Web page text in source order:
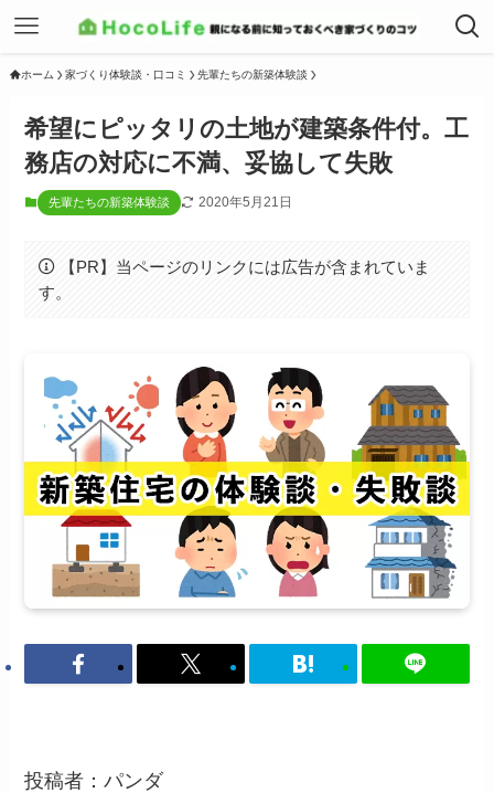
ホーム 家づくり体験談・口コミ 先輩たちの新築体験談
希望にピッタリの土地が建築条件付。工
務店の対応に不満、妥協して失敗
先輩たちの新築体験談 2020年5月21日
【PR】当ページのリンクには広告が含まれていま
す。
投稿者：パンダ